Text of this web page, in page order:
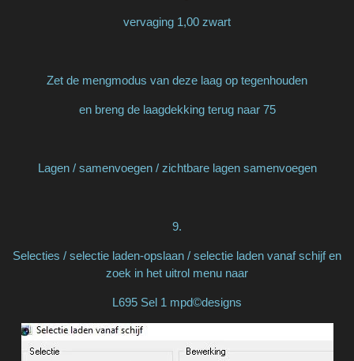
vervaging 1,00 zwart
Zet de mengmodus van deze laag op tegenhouden
en breng de laagdekking terug naar 75
Lagen / samenvoegen / zichtbare lagen samenvoegen
9.
Selecties / selectie laden-opslaan / selectie laden vanaf schijf en
zoek in het uitrol menu naar
L695 Sel 1 mpd©designs